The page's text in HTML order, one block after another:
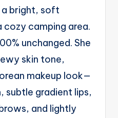
bright, soft
camping area.
unchanged. She
skin tone,
makeup look—
subtle gradient lips,
and lightly